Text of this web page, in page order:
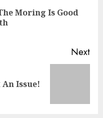
Moring Is Good
Next
Issue!